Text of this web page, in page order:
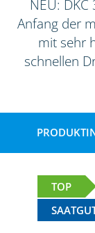
NEU:
Anfang der
mit sehr
schnellen
TOP